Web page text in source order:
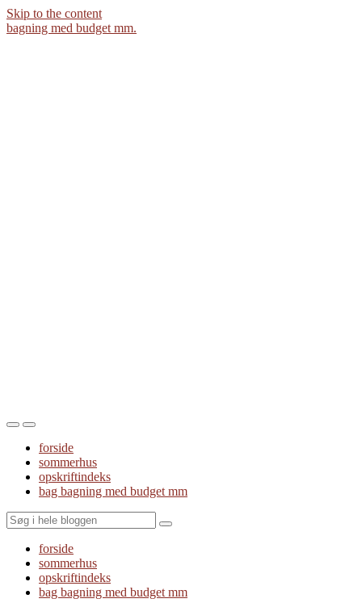
Skip to the content
bagning med budget mm.
Toggle
mobile
menu
Toggle
the
search
field
forside
sommerhus
opskriftindeks
bag bagning med budget mm
Search
forside
sommerhus
opskriftindeks
bag bagning med budget mm